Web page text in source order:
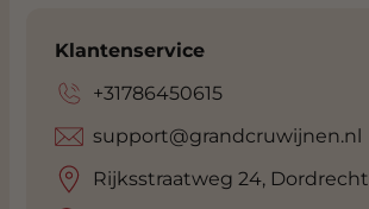
Klantenservice
+31786450615
support@grandcruwijnen.nl
Rijksstraatweg 24, Dordrecht